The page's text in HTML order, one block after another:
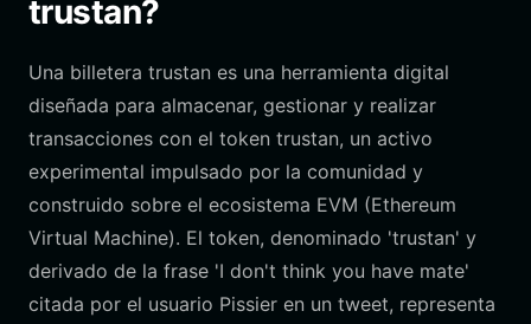
trustan?
Una billetera trustan es una herramienta digital
diseñada para almacenar, gestionar y realizar
transacciones con el token trustan, un activo
experimental impulsado por la comunidad y
construido sobre el ecosistema EVM (Ethereum
Virtual Machine). El token, denominado 'trustan' y
derivado de la frase 'I don't think you have mate'
citada por el usuario Pissier en un tweet, representa